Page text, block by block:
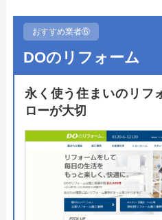
「給水装置工事業者」で
であるといえます。
24時間365日年中無休で対
張料も無料ですのでトイレ
公式サ
料金詳
今すぐ電話
おすすめ業者⑥
DOのリフォーム
永く使う住まいのリフ
ローが大切